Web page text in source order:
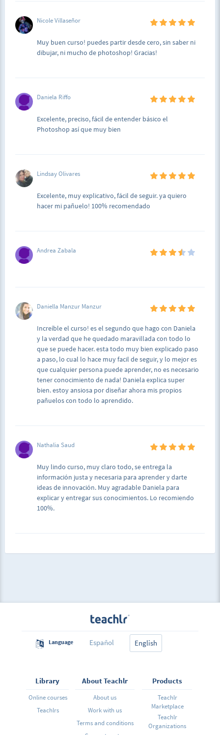
Nicole Villaseñor
Muy buen curso! puedes partir desde cero, sin saber ni
dibujar, ni mucho de photoshop! Gracias!
Daniela Riffo
Excelente, preciso, fácil de entender básico el
Photoshop así que muy bien
Lindsay Olivares
Excelente, muy explicativo, fácil de seguir. ya quiero
hacer mi pañuelo! 100% recomendado
Andrea Zabala
Daniella Manzur Manzur
Increíble el curso! es el segundo que hago con Daniela
y la verdad que he quedado maravillada con todo lo
que se puede hacer. esta todo muy bien explicado paso
a paso, lo cual lo hace muy facil de seguir, y lo mejor es
que cualquier persona puede aprender, no es necesario
tener conocimiento de nada! Daniela explica super
bien. estoy ansiosa por diseñar ahora mis propios
pañuelos con todo lo aprendido.
Nathalia Saud
Muy lindo curso, muy claro todo, se entrega la
información justa y necesaria para aprender y darte
ideas de innovación. Muy agradable Daniela para
explicar y entregar sus conocimientos. Lo recomiendo
100%.
Language Español English
Library
Online courses
Teachlrs
About Teachlr
About us
Work with us
Terms and conditions
Products
Teachlr
Marketplace
Teachlr
Organizations